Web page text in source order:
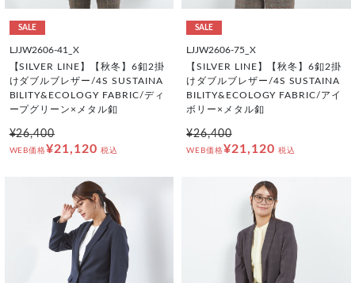
SALE
LJJW2606-41_X
【SILVER LINE】【秋冬】6釦2掛
けダブルブレザー/4S SUSTAINA
BILITY&ECOLOGY FABRIC/ディ
ープグリーン×メタル釦
¥26,400
WEB価格¥21,120 税込
SALE
LJJW2606-75_X
【SILVER LINE】【秋冬】6釦2掛
けダブルブレザー/4S SUSTAINA
BILITY&ECOLOGY FABRIC/アイ
ボリー×メタル釦
¥26,400
WEB価格¥21,120 税込